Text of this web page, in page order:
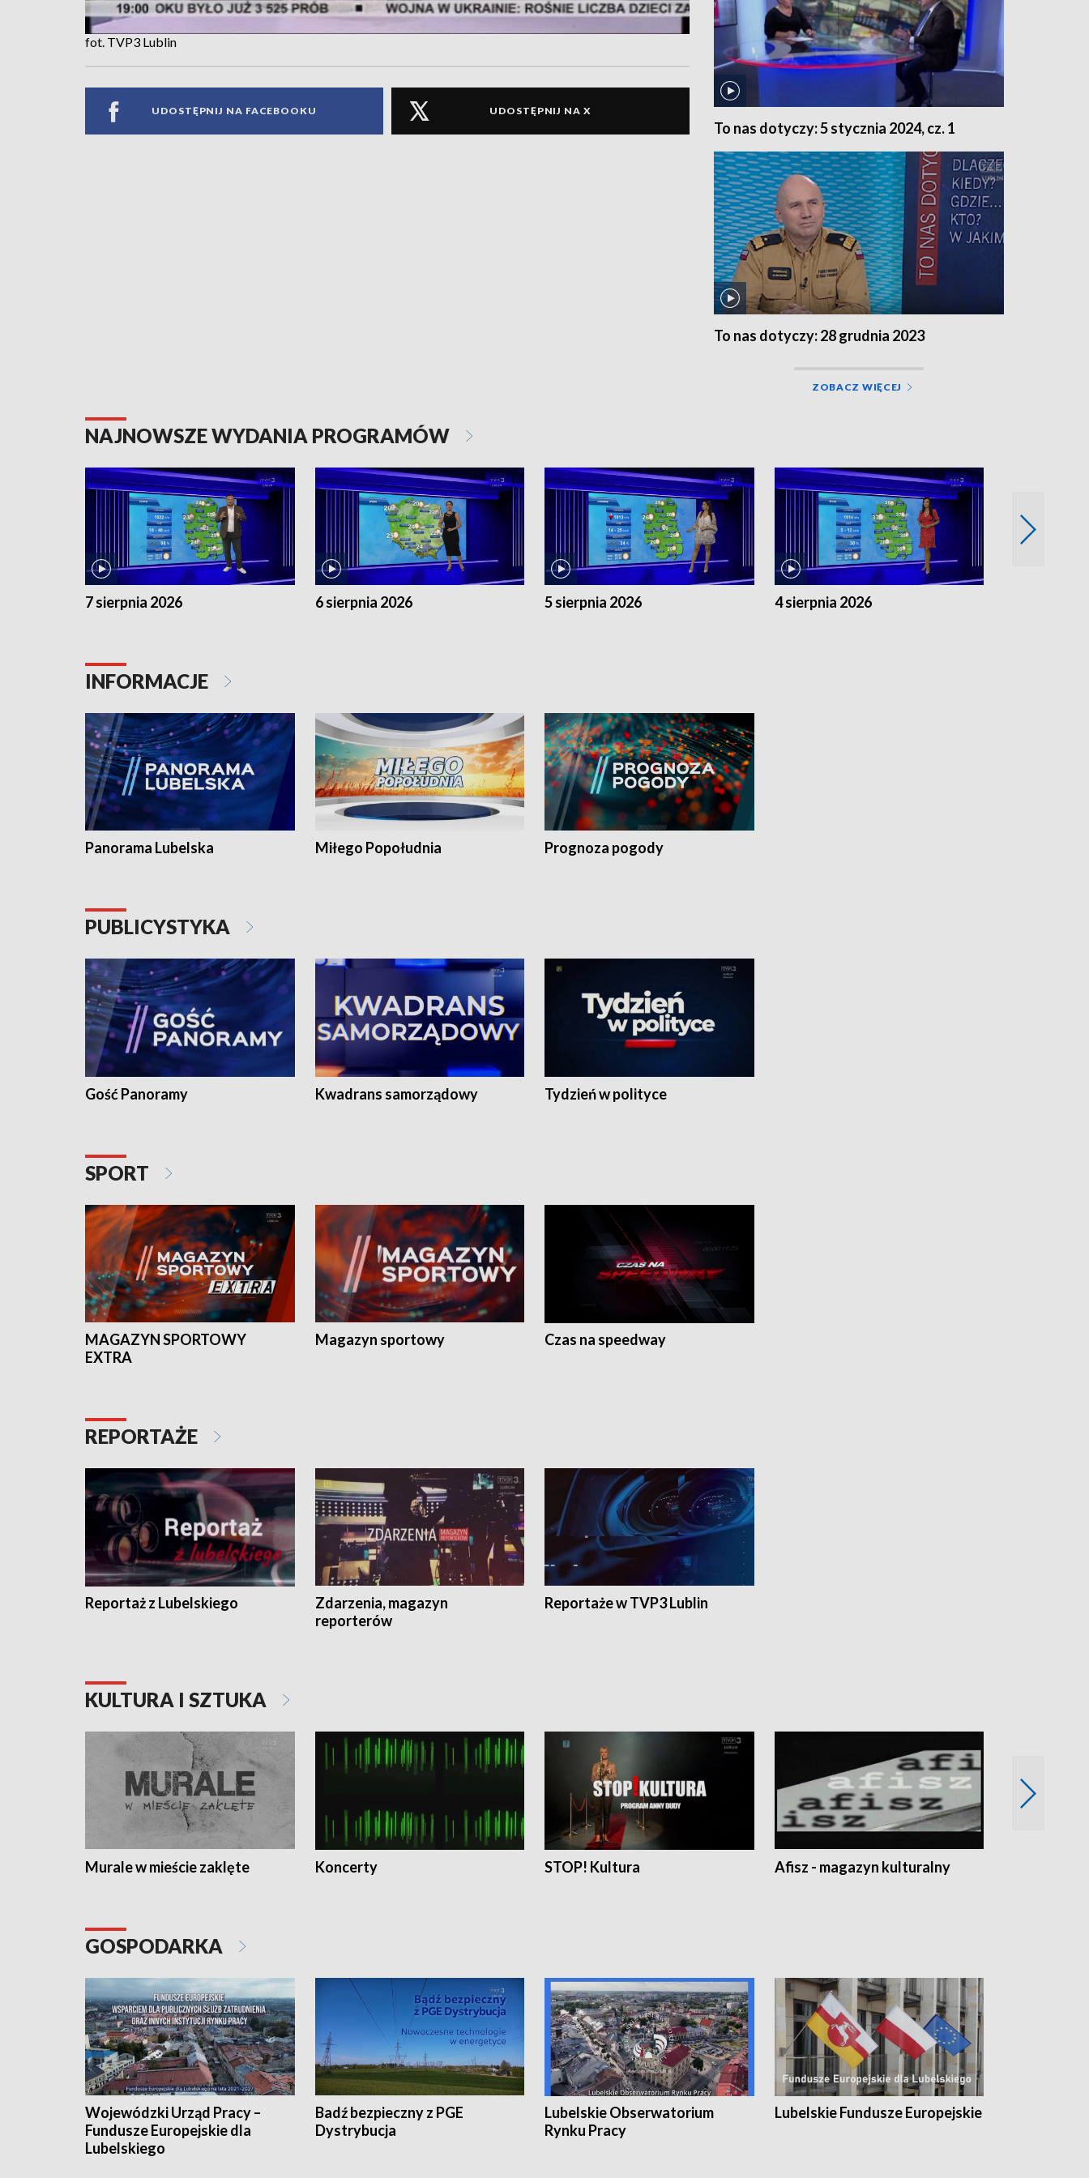
fot. TVP3 Lublin
UDOSTĘPNIJ NA FACEBOOKU UDOSTĘPNIJ NA X
To nas dotyczy: 5 stycznia 2024, cz. 1
To nas dotyczy: 28 grudnia 2023
ZOBACZ WIĘCEJ
NAJNOWSZE WYDANIA PROGRAMÓW
7 sierpnia 2026 6 sierpnia 2026 5 sierpnia 2026 4 sierpnia 2026
INFORMACJE
Panorama Lubelska Miłego Popołudnia Prognoza pogody
PUBLICYSTYKA
Gość Panoramy Kwadrans samorządowy Tydzień w polityce
SPORT
MAGAZYN SPORTOWY
EXTRA
Magazyn sportowy Czas na speedway
REPORTAŻE
Reportaż z Lubelskiego
Zdarzenia, magazyn
reporterów
Reportaże w TVP3 Lublin
KULTURA I SZTUKA
Murale w mieście zaklęte Koncerty STOP! Kultura Afisz - magazyn kulturalny
GOSPODARKA
Wojewódzki Urząd Pracy –
Fundusze Europejskie dla
Lubelskiego
Badź bezpieczny z PGE
Dystrybucja
Lubelskie Obserwatorium
Rynku Pracy
Lubelskie Fundusze Europejskie